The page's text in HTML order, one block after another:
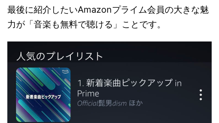
最後に紹介したいAmazonプライム会員の大きな魅
力が「音楽も無料で聴ける」ことです。